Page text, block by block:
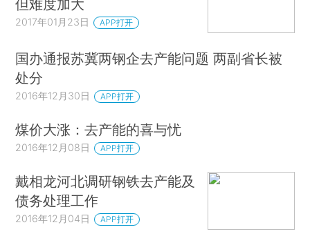
但难度加大
2017年01月23日 APP打开
国办通报苏冀两钢企去产能问题 两副省长被
处分
2016年12月30日 APP打开
煤价大涨：去产能的喜与忧
2016年12月08日 APP打开
戴相龙河北调研钢铁去产能及
债务处理工作
2016年12月04日 APP打开